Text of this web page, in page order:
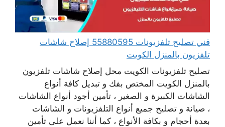
فني تصليح تلفزيونات 55880595 إصلاح شاشات
تلفزيون بالمنزل الكويت
تصليح تلفزيونات الكويت محل إصلاح شاشات تلفزيون
بالمنزل الكويت المختص بفك و تبديل كافة أنواع
الشاشات الكبيرة و الصغير ، تأمين أجود أنواع الشاشات
، صيانة و تصليح جميع أنواع التلفزيونات و الشاشات
بعدة أحجام و بكافة الأنواع ، كما أننا نعمل على تأمين